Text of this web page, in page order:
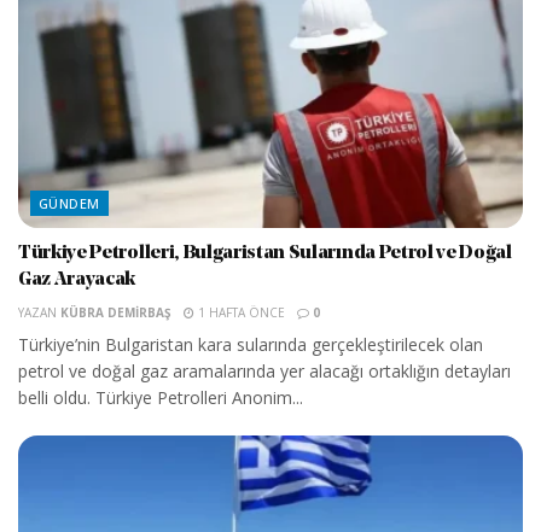
GÜNDEM
Türkiye Petrolleri, Bulgaristan Sularında Petrol ve Doğal
Gaz Arayacak
YAZAN KÜBRA DEMIRBAŞ 1 HAFTA ÖNCE 0
Türkiye’nin Bulgaristan kara sularında gerçekleştirilecek olan
petrol ve doğal gaz aramalarında yer alacağı ortaklığın detayları
belli oldu. Türkiye Petrolleri Anonim...